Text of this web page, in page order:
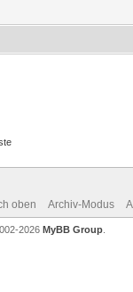
oben Archiv-Modus
2026 MyBB Group